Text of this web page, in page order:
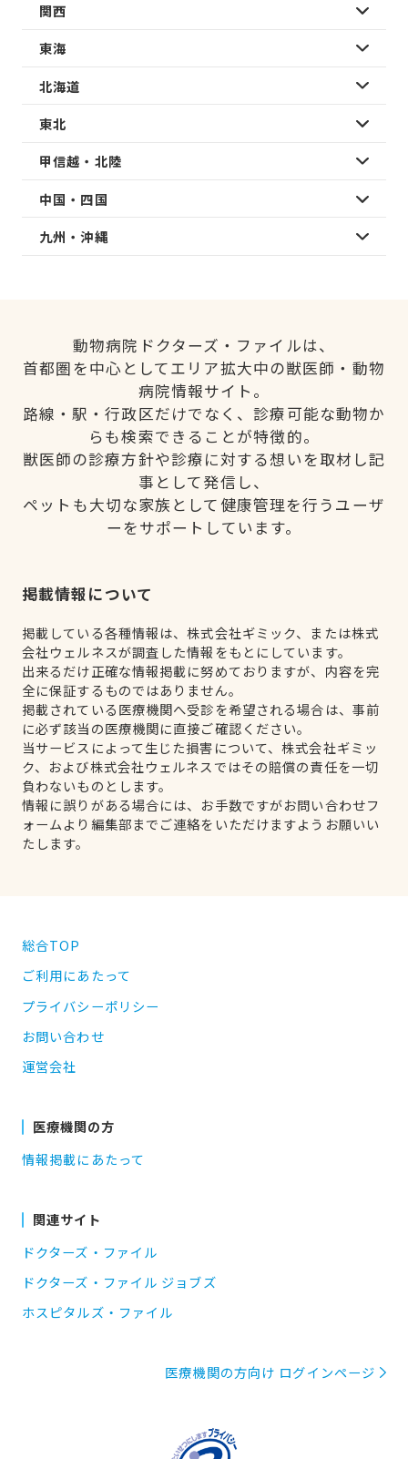
関西
東海
北海道
東北
甲信越・北陸
中国・四国
九州・沖縄
動物病院ドクターズ・ファイルは、
首都圏を中心としてエリア拡大中の獣医師・動物
病院情報サイト。
路線・駅・行政区だけでなく、診療可能な動物か
らも検索できることが特徴的。
獣医師の診療方針や診療に対する想いを取材し記
事として発信し、
ペットも大切な家族として健康管理を行うユーザ
ーをサポートしています。
掲載情報について
掲載している各種情報は、株式会社ギミック、または株式
会社ウェルネスが調査した情報をもとにしています。
出来るだけ正確な情報掲載に努めておりますが、内容を完
全に保証するものではありません。
掲載されている医療機関へ受診を希望される場合は、事前
に必ず該当の医療機関に直接ご確認ください。
当サービスによって生じた損害について、株式会社ギミッ
ク、および株式会社ウェルネスではその賠償の責任を一切
負わないものとします。
情報に誤りがある場合には、お手数ですがお問い合わせフ
ォームより編集部までご連絡をいただけますようお願いい
たします。
総合TOP
ご利用にあたって
プライバシーポリシー
お問い合わせ
運営会社
医療機関の方
情報掲載にあたって
関連サイト
ドクターズ・ファイル
ドクターズ・ファイル ジョブズ
ホスピタルズ・ファイル
医療機関の方向け ログインページ